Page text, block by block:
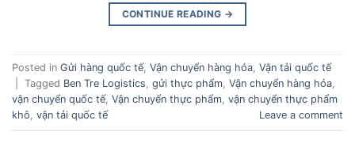
CONTINUE READING →
Posted in Gửi hàng quốc tế, Vận chuyển hàng hóa, Vận tải quốc tế
Tagged Ben Tre Logistics, gửi thực phẩm, Vận chuyển hàng hóa,
vận chuyển quốc tế, Vận chuyển thực phẩm, vận chuyển thực phẩm
khô, vận tải quốc tế Leave a comment